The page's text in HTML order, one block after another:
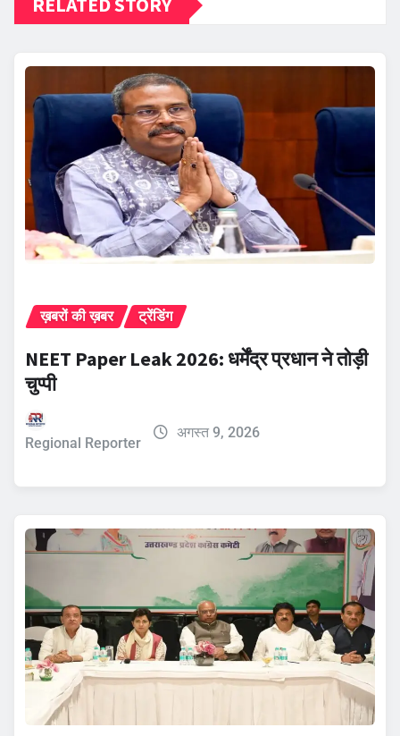
ख़बरों की ख़बर ट्रेंडिंग
NEET Paper Leak 2026: धर्मेंद्र प्रधान ने तोड़ी
चुप्पी
Regional Reporter
अगस्त 9, 2026